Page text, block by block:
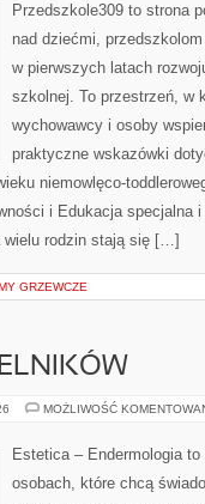
Przedszkole309 to strona
nad dziećmi,
w pierwszych latach
szkolnej. To przestrzeń, w
wychowawcy i osoby
praktyczne wskazówki
niemowlęco-
i Edukacja specjalna
wielu rodzin stają się […]
GRZEWCZE
MOŻLIWOŚĆ
Estetica – Endermologia
osobach, które chcą